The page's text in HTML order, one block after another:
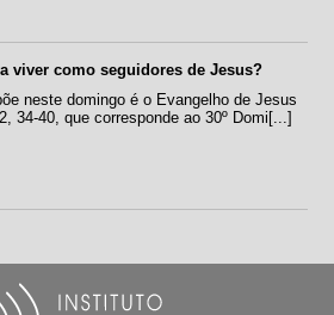
viver como seguidores de Jesus?
neste domingo é o Evangelho de Jesus
34-40, que corresponde ao 30º Domi[...]